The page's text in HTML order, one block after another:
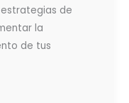
de
la
de tus